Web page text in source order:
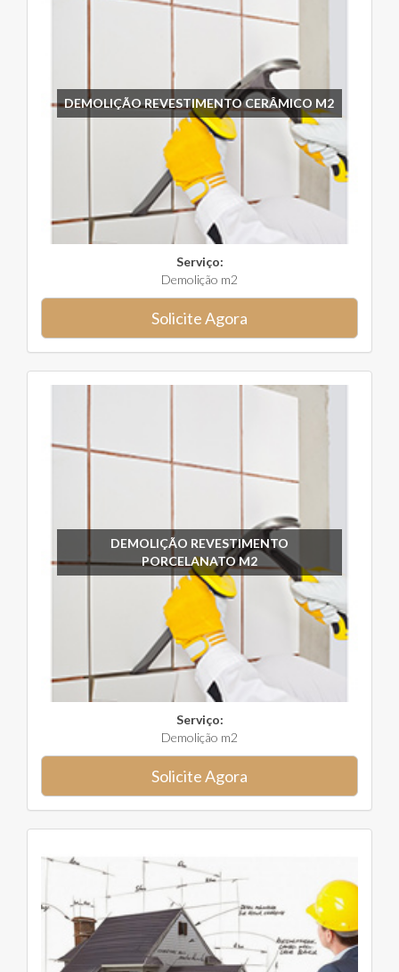
DEMOLIÇÃO REVESTIMENTO CERÂMICO M2
Serviço:
Demolição m2
Solicite Agora
DEMOLIÇÃO REVESTIMENTO
PORCELANATO M2
Serviço:
Demolição m2
Solicite Agora